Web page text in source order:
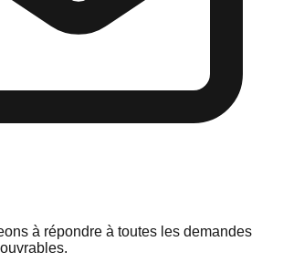
à répondre à toutes les demandes